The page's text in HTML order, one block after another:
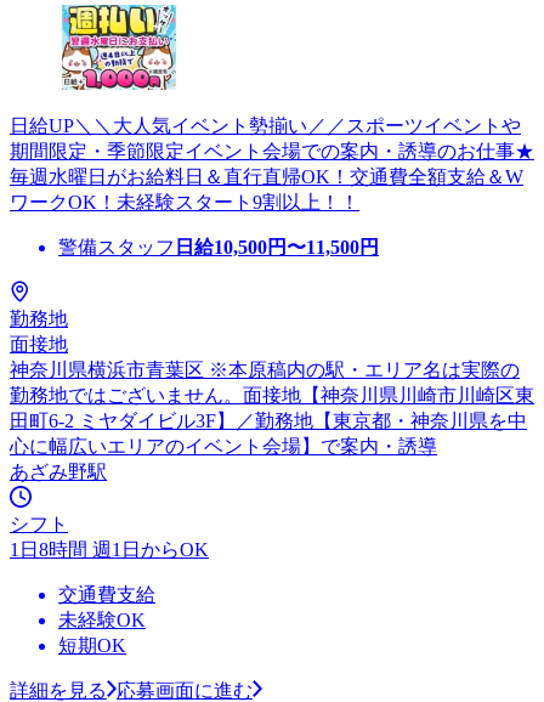
日給UP＼＼大人気イベント勢揃い／／スポーツイベントや
期間限定・季節限定イベント会場での案内・誘導のお仕事★
毎週水曜日がお給料日＆直行直帰OK！交通費全額支給＆W
ワークOK！未経験スタート9割以上！！
警備スタッフ 日給10,500円〜11,500円
勤務地
面接地
神奈川県横浜市青葉区 ※本原稿内の駅・エリア名は実際の
勤務地ではございません。面接地【神奈川県川崎市川崎区東
田町6-2 ミヤダイビル3F】／勤務地【東京都・神奈川県を中
心に幅広いエリアのイベント会場】で案内・誘導
あざみ野駅
シフト
1日8時間 週1日からOK
交通費支給
未経験OK
短期OK
詳細を見る 応募画面に進む